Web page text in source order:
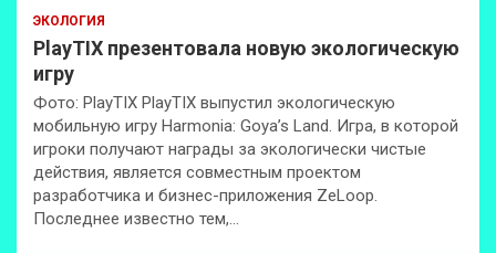
ЭКОЛОГИЯ
PlayTIX презентовала новую экологическую
игру
Фото: PlayTIX PlayTIX выпустил экологическую
мобильную игру Harmonia: Goya’s Land. Игра, в которой
игроки получают награды за экологически чистые
действия, является совместным проектом
разработчика и бизнес-приложения ZeLoop.
Последнее известно тем,…